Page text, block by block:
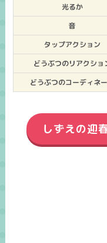
光るか
音
タップアクション
どうぶつのリアクショ
どうぶつのコーディネ
しずえの迎